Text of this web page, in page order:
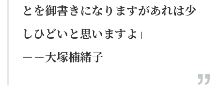
とを御書きになりますがあれは少
しひどいと思いますよ」
－－大塚楠緒子